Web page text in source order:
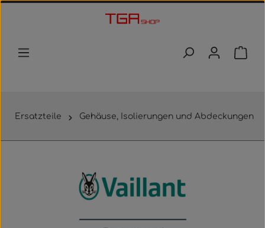
Zum Hauptinhalt springen
Ersatzteile Gehäuse, Isolierungen und Abdeckungen